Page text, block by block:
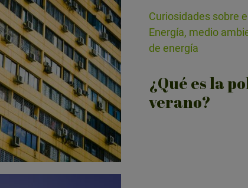
Curiosidades sobre
Energía, medio
de energía
¿Qué es la
verano?